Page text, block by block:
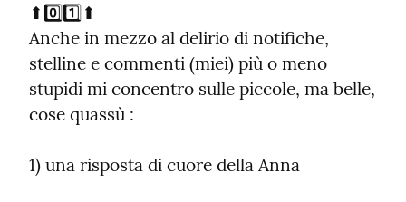
⬆️0️⃣1️⃣⬆️
Anche in mezzo al delirio di notifiche,
stelline e commenti (miei) più o meno
stupidi mi concentro sulle piccole, ma belle,
cose quassù :
1) una risposta di cuore della Anna